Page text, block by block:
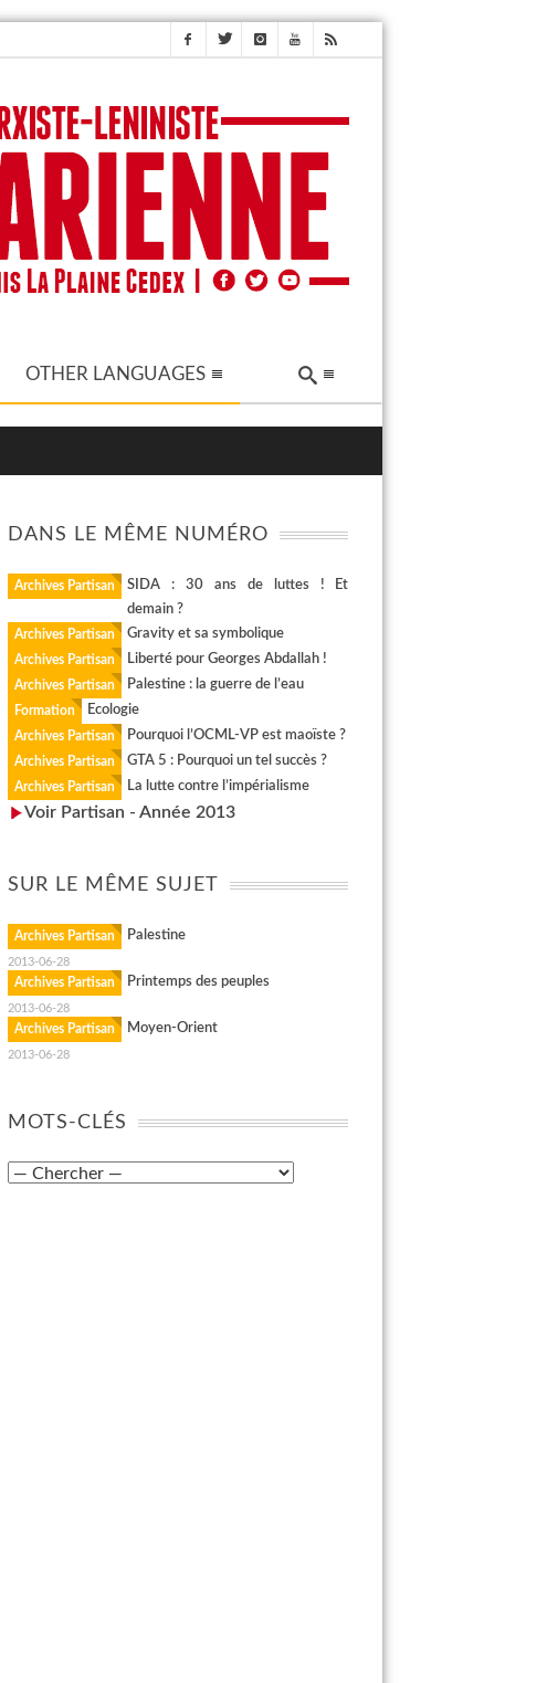
OTHER LANGUAGES
DANS LE MÊME NUMÉRO
Archives Partisan
SIDA : 30 ans de luttes ! Et
demain ?
Archives Partisan Gravity et sa symbolique
Archives Partisan Liberté pour Georges Abdallah !
Archives Partisan Palestine : la guerre de l’eau
Formation Ecologie
Archives Partisan Pourquoi l’OCML-VP est maoïste ?
Archives Partisan GTA 5 : Pourquoi un tel succès ?
Archives Partisan La lutte contre l’impérialisme
Voir Partisan - Année 2013
SUR LE MÊME SUJET
Archives Partisan Palestine
2013-06-28
Archives Partisan Printemps des peuples
2013-06-28
Archives Partisan Moyen-Orient
2013-06-28
MOTS-CLÉS